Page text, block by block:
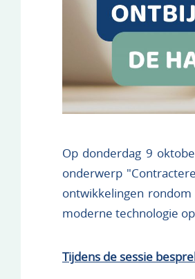
Op donderdag 9
onderwerp
ontwikkelingen
moderne technologie
Tijdens de sessie